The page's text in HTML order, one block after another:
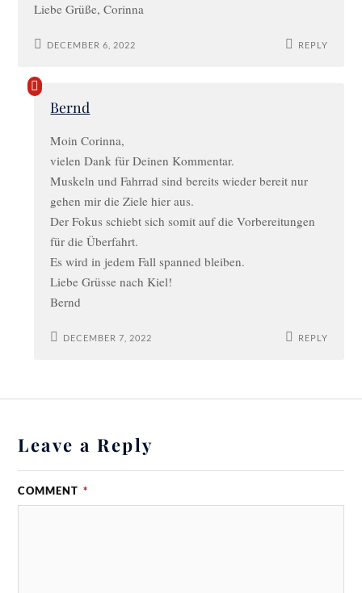
Liebe Grüße, Corinna
DECEMBER 6, 2022 REPLY
Bernd
Moin Corinna,
vielen Dank für Deinen Kommentar.
Muskeln und Fahrrad sind bereits wieder bereit nur
gehen mir die Ziele hier aus.
Der Fokus schiebt sich somit auf die Vorbereitungen
für die Überfahrt.
Es wird in jedem Fall spanned bleiben.
Liebe Grüsse nach Kiel!
Bernd
DECEMBER 7, 2022 REPLY
Leave a Reply
COMMENT *